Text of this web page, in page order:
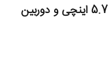
اوپو ای 83 (Oppo A83) با صفحه نمایش 5.7 اینچی و دوربین